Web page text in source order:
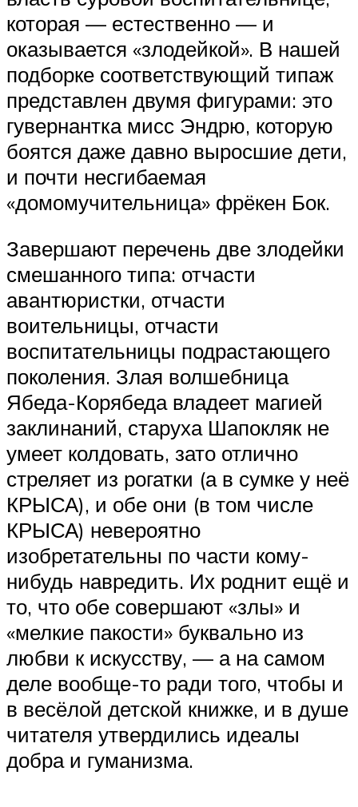
которая — естественно — и
оказывается «злодейкой». В нашей
подборке соответствующий типаж
представлен двумя фигурами: это
гувернантка мисс Эндрю, которую
боятся даже давно выросшие дети,
и почти несгибаемая
«домомучительница» фрёкен Бок.
Завершают перечень две злодейки
смешанного типа: отчасти
авантюристки, отчасти
воительницы, отчасти
воспитательницы подрастающего
поколения. Злая волшебница
Ябеда-Корябеда владеет магией
заклинаний, старуха Шапокляк не
умеет колдовать, зато отлично
стреляет из рогатки (а в сумке у неё
КРЫСА), и обе они (в том числе
КРЫСА) невероятно
изобретательны по части кому-
нибудь навредить. Их роднит ещё и
то, что обе совершают «злы» и
«мелкие пакости» буквально из
любви к искусству, — а на самом
деле вообще-то ради того, чтобы и
в весёлой детской книжке, и в душе
читателя утвердились идеалы
добра и гуманизма.